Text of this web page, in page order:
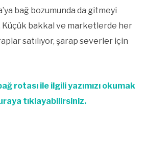
bağ bozumunda da gitmeyi
bakkal ve marketlerde her
satılıyor, şarap severler için
rotası ile ilgili yazımızı okumak
tıklayabilirsiniz.